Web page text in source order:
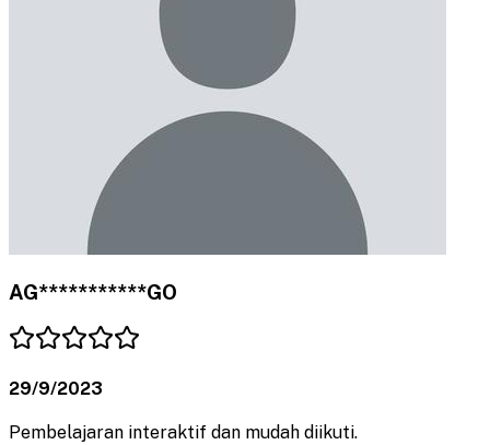
AG***********GO
29/9/2023
Pembelajaran interaktif dan mudah diikuti.